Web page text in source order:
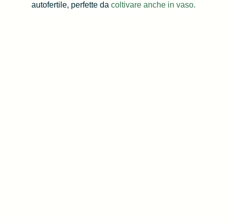
autofertile, perfette da coltivare anche in vaso.